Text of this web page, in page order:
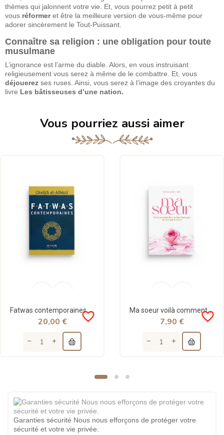
thèmes qui jalonnent votre vie. Et, vous pourrez petit à petit
vous réformeret être la meilleure version de vous-même pour
adorer sincèrement le Tout-Puissant.
Connaître sa religion : une obligation pour toute
musulmane
L’ignorance est l’arme du diable. Alors, en vous instruisant
religieusement vous serez à même de le combattre. Et, vous
déjouerez ses ruses. Ainsi, vous serez à l’image des croyantes du
livre Les bâtisseuses d’une nation.
Vous pourriez aussi aimer
Fatwas contemporaines Shaykh al Albani - Al hadith
favorite_border
20,00 €
Ma soeur voilà comment Allah et son messager veulent que tu sois - al-Hadith
favorite_border
7,90 €
Garanties sécurité Nous nous efforçons de protéger votre
sécurité et votre vie privée.